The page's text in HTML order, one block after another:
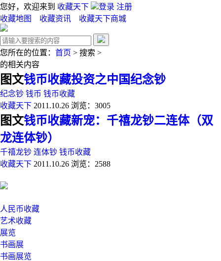
您好，欢迎来到 收藏天下 登录 注册
收藏地图
收藏资讯 收藏天下商城
您所在的位置： 首页 > 搜索 >
的相关内容
图文钱币收藏投资之中国纪念钞
纪念钞 钱币 钱币收藏
收藏天下 2011.10.26 浏览：3005
图文钱币收藏新宠：千禧龙钞二连体（双
龙连体钞）
千禧龙钞 连体钞 钱币收藏
收藏天下 2011.10.26 浏览：2588
人民币收藏
艺术收藏
展览
书画展
书画展览